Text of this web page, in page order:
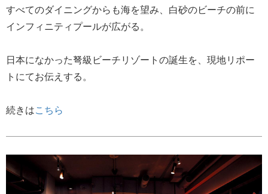
すべてのダイニングからも海を望み、白砂のビーチの前に
インフィニティプールが広がる。
日本になかった弩級ビーチリゾートの誕生を、現地リポー
トにてお伝えする。
続きはこちら